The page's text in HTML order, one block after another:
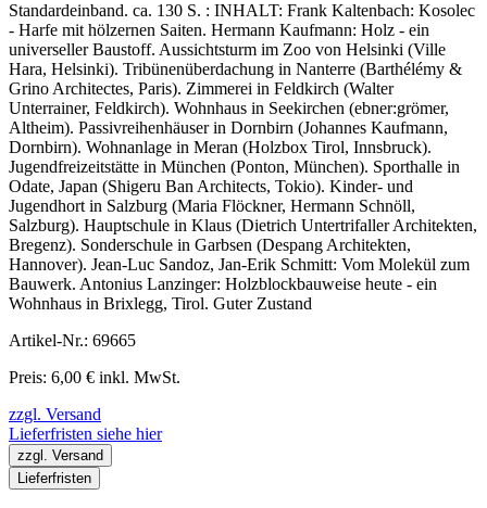
Standardeinband. ca. 130 S. : INHALT: Frank Kaltenbach: Kosolec
- Harfe mit hölzernen Saiten. Hermann Kaufmann: Holz - ein
universeller Baustoff. Aussichtsturm im Zoo von Helsinki (Ville
Hara, Helsinki). Tribünenüberdachung in Nanterre (Barthélémy &
Grino Architectes, Paris). Zimmerei in Feldkirch (Walter
Unterrainer, Feldkirch). Wohnhaus in Seekirchen (ebner:grömer,
Altheim). Passivreihenhäuser in Dornbirn (Johannes Kaufmann,
Dornbirn). Wohnanlage in Meran (Holzbox Tirol, Innsbruck).
Jugendfreizeitstätte in München (Ponton, München). Sporthalle in
Odate, Japan (Shigeru Ban Architects, Tokio). Kinder- und
Jugendhort in Salzburg (Maria Flöckner, Hermann Schnöll,
Salzburg). Hauptschule in Klaus (Dietrich Untertrifaller Architekten,
Bregenz). Sonderschule in Garbsen (Despang Architekten,
Hannover). Jean-Luc Sandoz, Jan-Erik Schmitt: Vom Molekül zum
Bauwerk. Antonius Lanzinger: Holzblockbauweise heute - ein
Wohnhaus in Brixlegg, Tirol. Guter Zustand
Artikel-Nr.: 69665
Preis: 6,00 € inkl. MwSt.
zzgl. Versand
Lieferfristen siehe hier
zzgl. Versand
Lieferfristen